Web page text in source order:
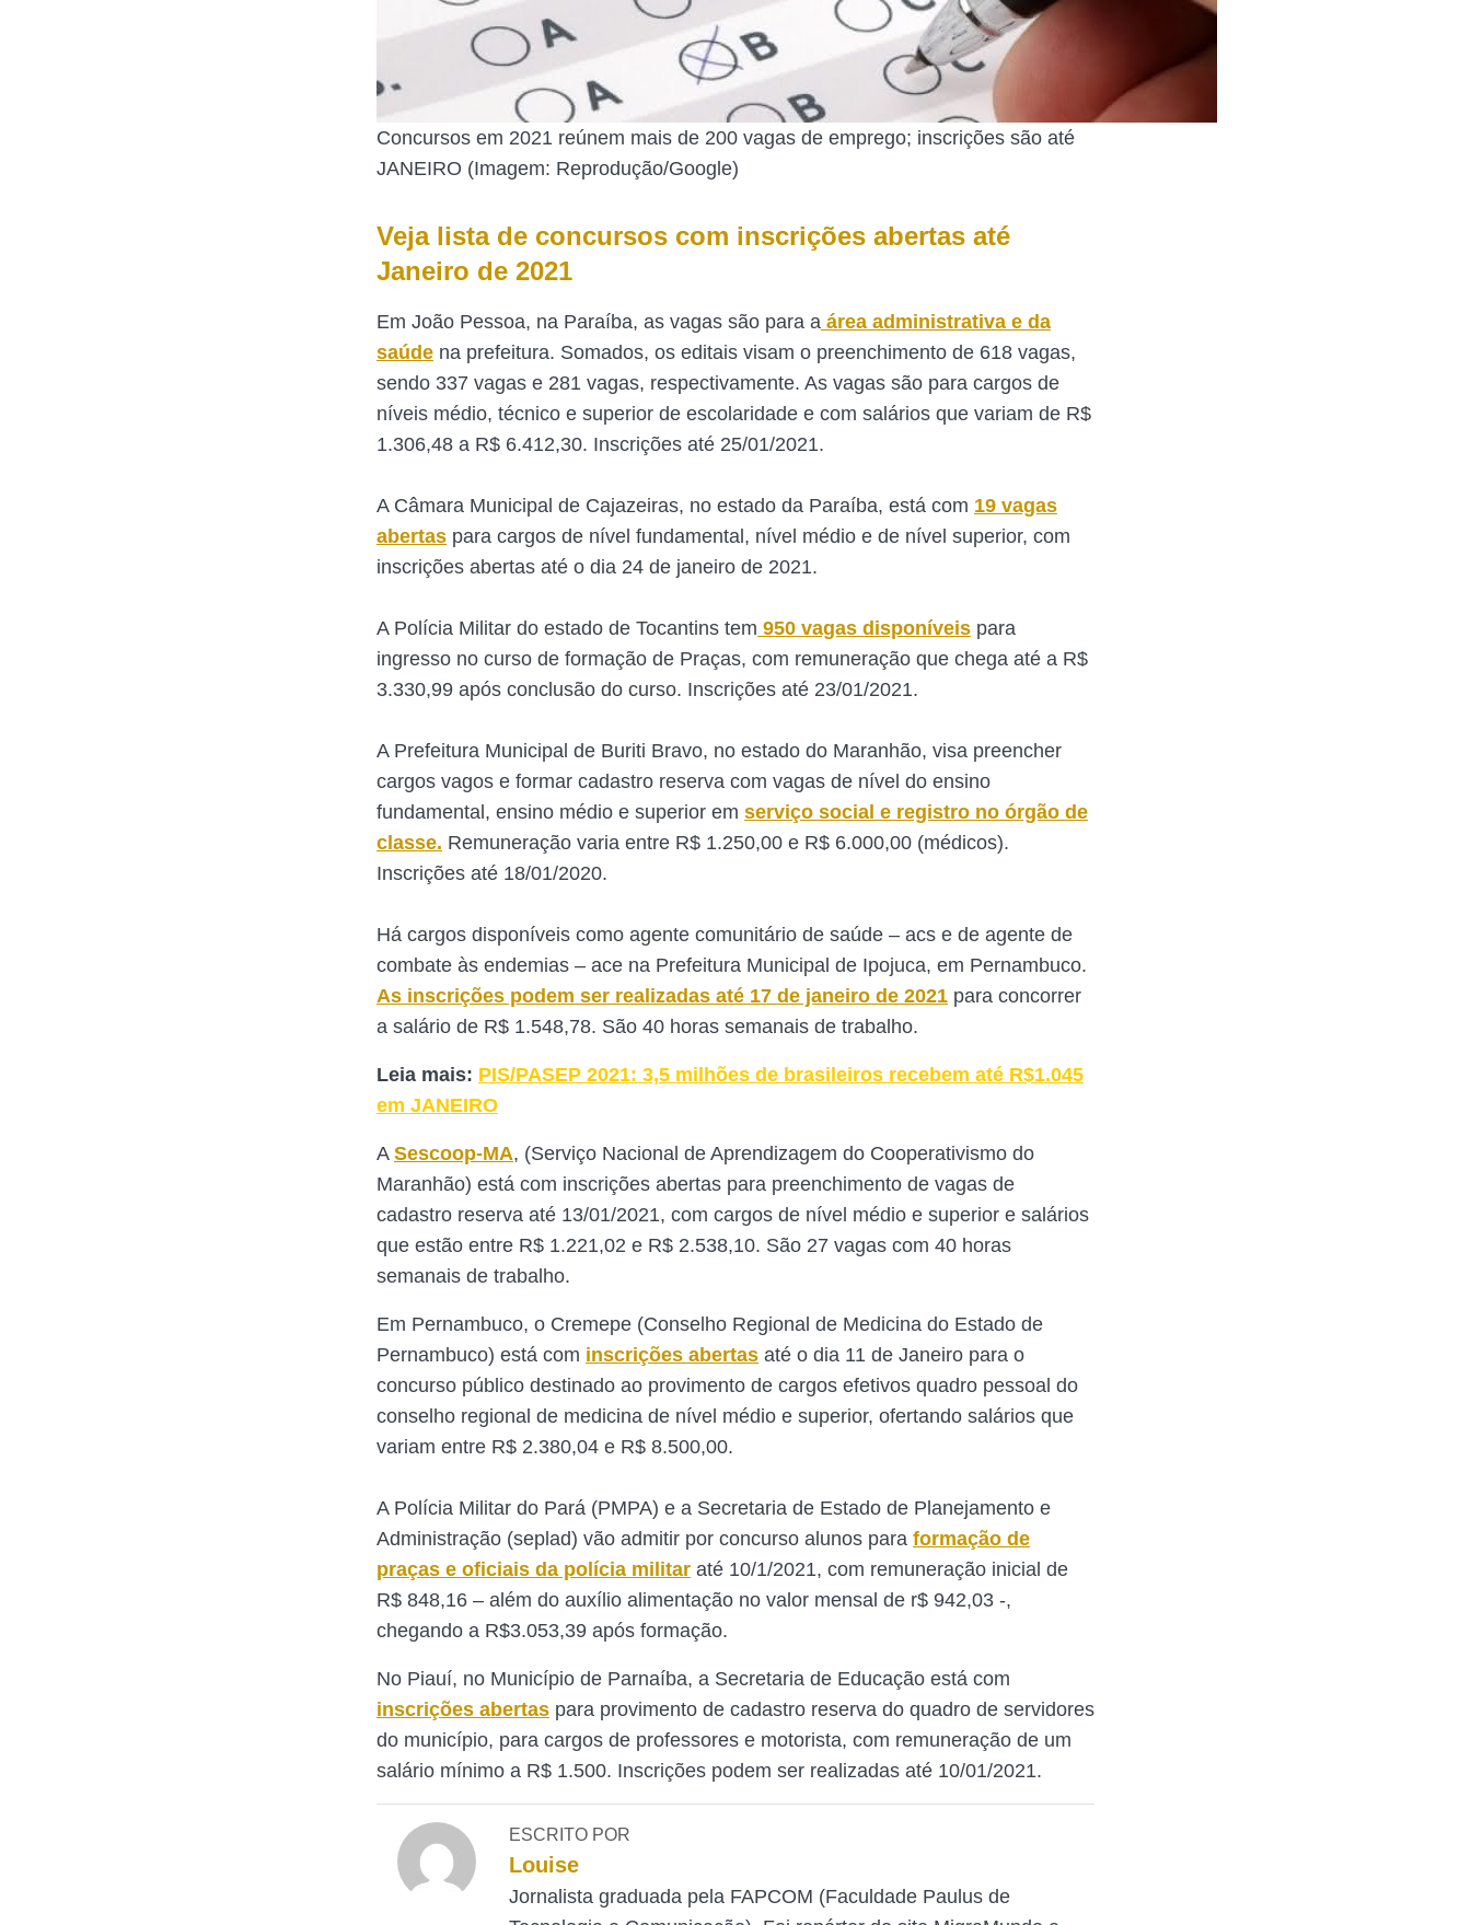
Concursos em 2021 reúnem mais de 200 vagas de emprego; inscrições são até
JANEIRO (Imagem: Reprodução/Google)
Veja lista de concursos com inscrições abertas até
Janeiro de 2021
Em João Pessoa, na Paraíba, as vagas são para a área administrativa e da
saúde na prefeitura. Somados, os editais visam o preenchimento de 618 vagas,
sendo 337 vagas e 281 vagas, respectivamente. As vagas são para cargos de
níveis médio, técnico e superior de escolaridade e com salários que variam de R$
1.306,48 a R$ 6.412,30. Inscrições até 25/01/2021.
A Câmara Municipal de Cajazeiras, no estado da Paraíba, está com 19 vagas
abertas para cargos de nível fundamental, nível médio e de nível superior, com
inscrições abertas até o dia 24 de janeiro de 2021.
A Polícia Militar do estado de Tocantins tem 950 vagas disponíveis para
ingresso no curso de formação de Praças, com remuneração que chega até a R$
3.330,99 após conclusão do curso. Inscrições até 23/01/2021.
A Prefeitura Municipal de Buriti Bravo, no estado do Maranhão, visa preencher
cargos vagos e formar cadastro reserva com vagas de nível do ensino
fundamental, ensino médio e superior em serviço social e registro no órgão de
classe. Remuneração varia entre R$ 1.250,00 e R$ 6.000,00 (médicos).
Inscrições até 18/01/2020.
Há cargos disponíveis como agente comunitário de saúde – acs e de agente de
combate às endemias – ace na Prefeitura Municipal de Ipojuca, em Pernambuco.
As inscrições podem ser realizadas até 17 de janeiro de 2021 para concorrer
a salário de R$ 1.548,78. São 40 horas semanais de trabalho.
Leia mais: PIS/PASEP 2021: 3,5 milhões de brasileiros recebem até R$1.045
em JANEIRO
A Sescoop-MA, (Serviço Nacional de Aprendizagem do Cooperativismo do
Maranhão) está com inscrições abertas para preenchimento de vagas de
cadastro reserva até 13/01/2021, com cargos de nível médio e superior e salários
que estão entre R$ 1.221,02 e R$ 2.538,10. São 27 vagas com 40 horas
semanais de trabalho.
Em Pernambuco, o Cremepe (Conselho Regional de Medicina do Estado de
Pernambuco) está com inscrições abertas até o dia 11 de Janeiro para o
concurso público destinado ao provimento de cargos efetivos quadro pessoal do
conselho regional de medicina de nível médio e superior, ofertando salários que
variam entre R$ 2.380,04 e R$ 8.500,00.
A Polícia Militar do Pará (PMPA) e a Secretaria de Estado de Planejamento e
Administração (seplad) vão admitir por concurso alunos para formação de
praças e oficiais da polícia militar até 10/1/2021, com remuneração inicial de
R$ 848,16 – além do auxílio alimentação no valor mensal de r$ 942,03 -,
chegando a R$3.053,39 após formação.
No Piauí, no Município de Parnaíba, a Secretaria de Educação está com
inscrições abertas para provimento de cadastro reserva do quadro de servidores
do município, para cargos de professores e motorista, com remuneração de um
salário mínimo a R$ 1.500. Inscrições podem ser realizadas até 10/01/2021.
ESCRITO POR
Louise
Jornalista graduada pela FAPCOM (Faculdade Paulus de